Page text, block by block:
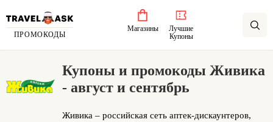
ПРОМОКОДЫ
Магазины
Лучшие
Купоны
Купоны и промокоды Живика
- август и сентябрь
Живика – российская сеть аптек-дискаунтеров,